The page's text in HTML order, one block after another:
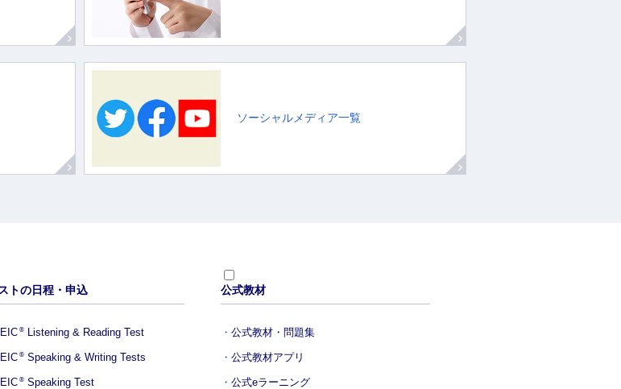
ソーシャルメディア一覧
トの日程・申込
® Listening & Reading Test
® Speaking & Writing Tests
® Speaking Test
公式教材
公式教材・問題集
公式教材アプリ
公式eラーニング